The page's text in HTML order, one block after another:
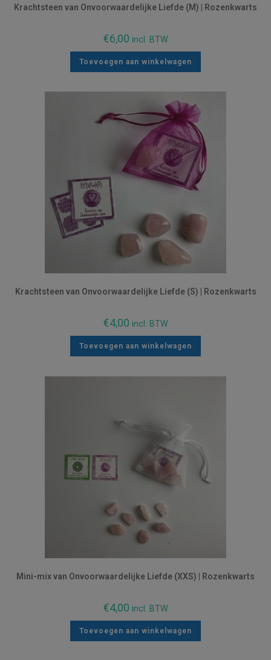
Krachtsteen van Onvoorwaardelijke Liefde (M) | Rozenkwarts
€6,00 incl. BTW
Toevoegen aan winkelwagen
Krachtsteen van Onvoorwaardelijke Liefde (S) | Rozenkwarts
€4,00 incl. BTW
Toevoegen aan winkelwagen
Mini-mix van Onvoorwaardelijke Liefde (XXS) | Rozenkwarts
€4,00 incl. BTW
Toevoegen aan winkelwagen